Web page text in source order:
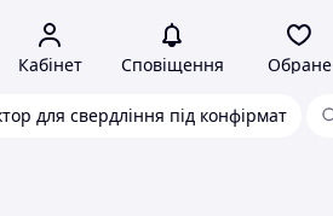
Кабінет Сповіщення Обране
для свердління під конфірмат